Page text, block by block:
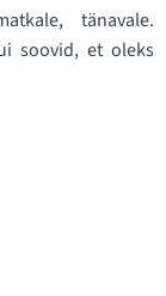
tänavale.
soovid, et oleks